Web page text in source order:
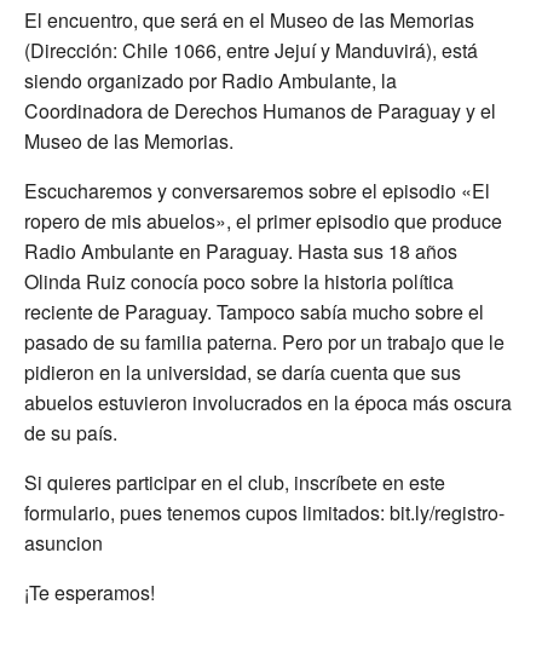
El encuentro, que será en el Museo de las Memorias
(Dirección: Chile 1066, entre Jejuí y Manduvirá), está
siendo organizado por Radio Ambulante, la
Coordinadora de Derechos Humanos de Paraguay y el
Museo de las Memorias.
Escucharemos y conversaremos sobre el episodio «El
ropero de mis abuelos», el primer episodio que produce
Radio Ambulante en Paraguay. Hasta sus 18 años
Olinda Ruiz conocía poco sobre la historia política
reciente de Paraguay. Tampoco sabía mucho sobre el
pasado de su familia paterna. Pero por un trabajo que le
pidieron en la universidad, se daría cuenta que sus
abuelos estuvieron involucrados en la época más oscura
de su país.
Si quieres participar en el club, inscríbete en este
formulario, pues tenemos cupos limitados: bit.ly/registro-
asuncion
¡Te esperamos!